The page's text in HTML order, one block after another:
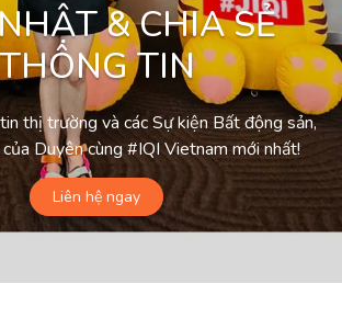
& CHIA SẺ
TIN
thị trường và các Sự kiện Bất động sản,
Duyên cùng #IQI Vietnam mới nhất!
Liên hệ ngay